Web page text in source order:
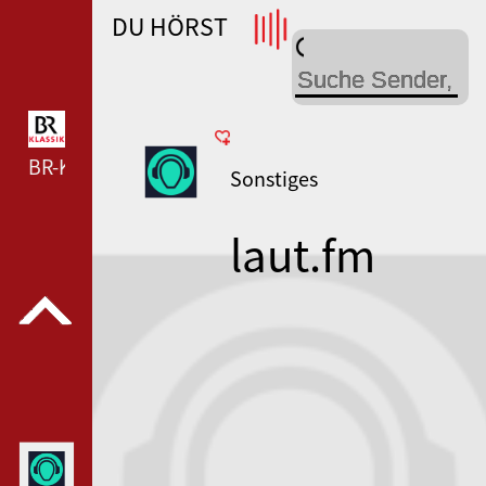
WDR 4 --- WDR 4 ---
BR-KLASSIK --- BR-KLASSIK ---
DU HÖRST
Sonstiges
laut.fm